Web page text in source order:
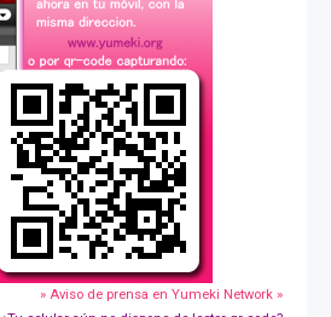
» Aviso de prensa en Yumeki Network »